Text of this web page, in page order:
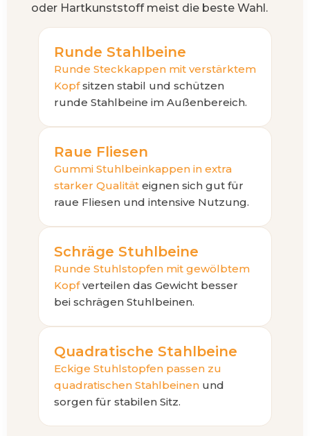
oder Hartkunststoff meist die beste Wahl.
Runde Stahlbeine
Runde Steckkappen mit verstärktem
Kopfsitzen stabil und schützen
runde Stahlbeine im Außenbereich.
Raue Fliesen
Gummi Stuhlbeinkappen in extra
starker Qualität eignen sich gut für
raue Fliesen und intensive Nutzung.
Schräge Stuhlbeine
Runde Stuhlstopfen mit gewölbtem
Kopfverteilen das Gewicht besser
bei schrägen Stuhlbeinen.
Quadratische Stahlbeine
Eckige Stuhlstopfen passen zu
quadratischen Stahlbeinen und
sorgen für stabilen Sitz.